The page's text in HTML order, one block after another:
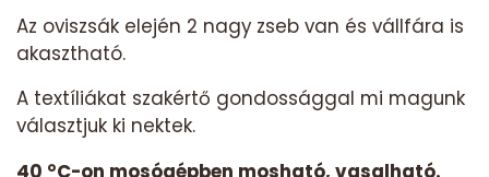
Az oviszsák elején 2 nagy zseb van és vállfára is
akasztható.
A textíliákat szakértő gondossággal mi magunk
választjuk ki nektek.